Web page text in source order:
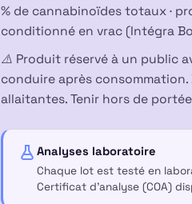
70,00 €
% de cannabinoïdes totaux ·
conditionné en vrac (Intégra
⚠️ Produit réservé à un public
conduire après
allaitantes. Tenir hors de
Analyses laboratoire
Chaque lot est testé en
Certificat d’analyse (COA)